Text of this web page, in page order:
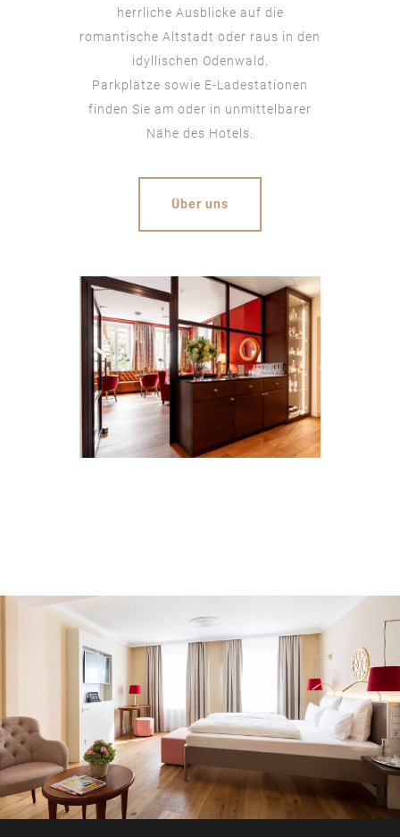
herrliche Ausblicke auf die
romantische Altstadt oder raus in den
idyllischen Odenwald.
Parkplätze sowie E-Ladestationen
finden Sie am oder in unmittelbarer
Nähe des Hotels.
Über uns